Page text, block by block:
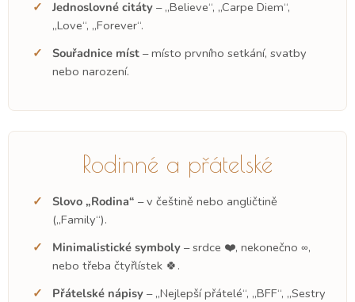
Jednoslovné citáty – „Believe“, „Carpe Diem“,
„Love“, „Forever“.
Souřadnice míst – místo prvního setkání, svatby
nebo narození.
Rodinné a přátelské
Slovo „Rodina“ – v češtině nebo angličtině
(„Family“).
Minimalistické symboly – srdce ❤️, nekonečno ∞,
nebo třeba čtyřlístek 🍀.
Přátelské nápisy – „Nejlepší přátelé“, „BFF“, „Sestry